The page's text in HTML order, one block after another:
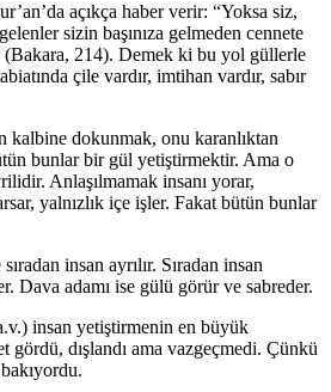
açıkça haber verir: “Yoksa siz,
sizin başınıza gelmeden cennete
(Bakara, 214). Demek ki bu yol güllerle
çile vardır, imtihan vardır, sabır
kalbine dokunmak, onu karanlıktan
bunlar bir gül yetiştirmektir. Ama o
Anlaşılmamak insanı yorar,
yalnızlık içe işler. Fakat bütün bunlar
insan ayrılır. Sıradan insan
Dava adamı ise gülü görür ve sabreder.
insan yetiştirmenin en büyük
gördü, dışlandı ama vazgeçmedi. Çünkü